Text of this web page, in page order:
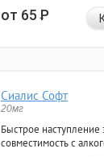
от 65Р
Сиалис Софт
20мг
Быстрое наступление
совместимость с